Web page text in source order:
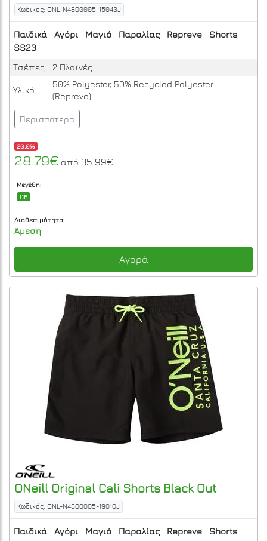
Κωδικός: ONL-N4800005-15043J
Παιδικά Αγόρι Μαγιό Παραλίας Repreve
Shorts
SS23
Τσέπες:
2 Πλαϊνές
Υλικό:
50% Polyester, 50% Recycled Polyester
(Repreve)
Περισσότερα
20.0%
28.79€ από 35.99€
Μεγέθη:
116
Διαθεσιμότητα:
Άμεση
Αγορά
ONeill Original Cali Shorts Black Out
Κωδικός: ONL-N4800005-19010J
Παιδικά Αγόρι Μαγιό Παραλίας Repreve
Shorts